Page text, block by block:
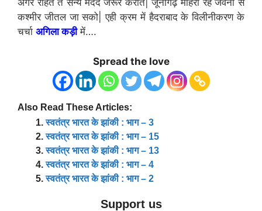
अगर रहित त सैन्य मदद जरूर करीत| जूनागढ़ मोहरा रहे जवना से
कश्मीर जीतल जा सको| एही क्रम में हैदराबाद के विलीनीकरण के
चर्चा अगिला कड़ीमें….
Spread the love
Also Read These Articles:
स्वतंत्र भारत के झांकी : भाग – 3
स्वतंत्र भारत के झांकी : भाग – 15
स्वतंत्र भारत के झांकी : भाग – 13
स्वतंत्र भारत के झांकी : भाग – 4
स्वतंत्र भारत के झांकी : भाग – 2
Support us